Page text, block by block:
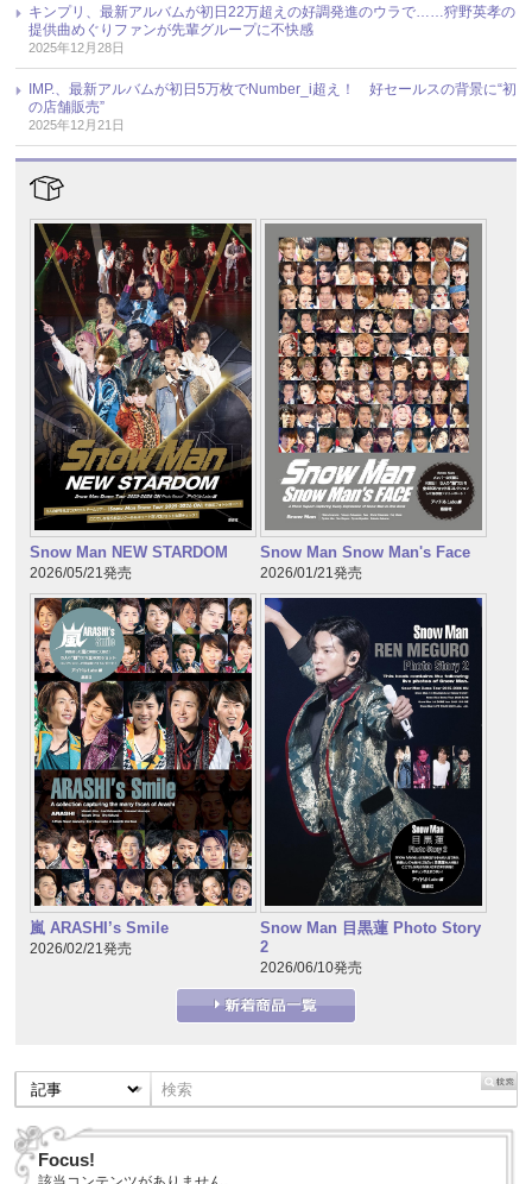
キンプリ、最新アルバムが初日22万超えの好調発進のウラで……狩野英孝の
提供曲めぐりファンが先輩グループに不快感
2025年12月28日
IMP.、最新アルバムが初日5万枚でNumber_i超え！ 好セールスの背景に“初
の店舗販売”
2025年12月21日
Snow Man NEW STARDOM
2026/05/21発売
Snow Man Snow Man's Face
2026/01/21発売
嵐 ARASHI’s Smile
2026/02/21発売
Snow Man 目黒蓮 Photo Story
2
2026/06/10発売
Focus!